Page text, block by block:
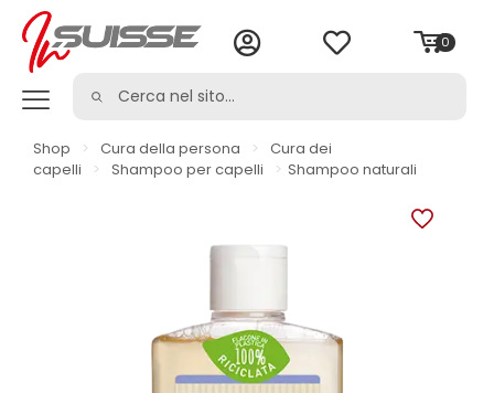
0
Shop > Cura della persona >
Cura dei
capelli
> Shampoo per capelli > Shampoo naturali